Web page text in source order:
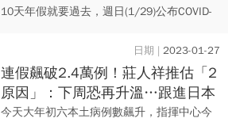
30歲男昏倒家中亡
10天年假就要過去，週日(1/29)公布COVID-
例，另外死亡個案有22例(其中1例為境外
移...
2023-01-27
連假飆破2.4萬例！莊人祥推估「2
原因」：下周恐再升溫…跟進日本
調降新冠等級？春節後先做這件事
今天大年初六本土病例數飆升，指揮中心今